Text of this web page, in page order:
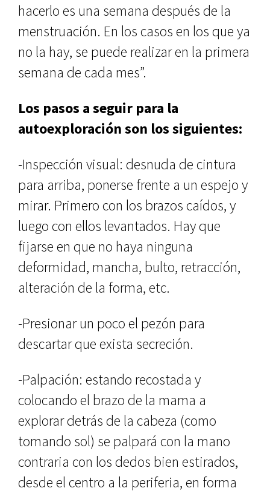
hacerlo es una semana después de la
menstruación. En los casos en los que ya
no la hay, se puede realizar en la primera
semana de cada mes”.
Los pasos a seguir para la
autoexploración son los siguientes:
-Inspección visual: desnuda de cintura
para arriba, ponerse frente a un espejo y
mirar. Primero con los brazos caídos, y
luego con ellos levantados. Hay que
fijarse en que no haya ninguna
deformidad, mancha, bulto, retracción,
alteración de la forma, etc.
-Presionar un poco el pezón para
descartar que exista secreción.
-Palpación: estando recostada y
colocando el brazo de la mama a
explorar detrás de la cabeza (como
tomando sol) se palpará con la mano
contraria con los dedos bien estirados,
desde el centro a la periferia, en forma